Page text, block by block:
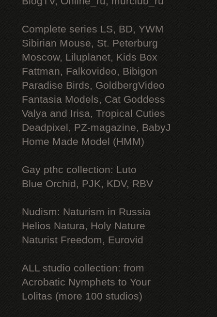
Complete series LS, BD, YWM
Sibirian Mouse, St. Peterburg
Moscow, Liluplanet, Kids Box
Fattman, Falkovideo, Bibigon
Paradise Birds, GoldbergVideo
Fantasia Models, Cat Goddess
Valya and Irisa, Tropical Cuties
Deadpixel, PZ-magazine, BabyJ
Home Made Model (HMM)
Gay рthс collection: Luto
Blue Orchid, PJK, KDV, RBV
Nudism: Naturism in Russia
Helios Natura, Holy Nature
Naturist Freedom, Eurovid
ALL studio collection: from
Acrobatic Nymрhеts to Your
Lоlitаs (more 100 studios)